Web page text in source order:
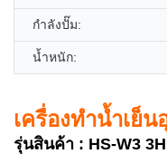
กำลังปั๊ม:
น้ำหนัก:
เครื่องทำน้ำเย็
รุ่นสินค้า : HS-W3